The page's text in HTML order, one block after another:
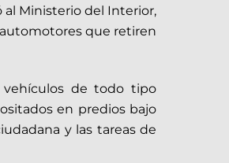
al Ministerio del Interior,
automotores que retiren
vehículos de todo tipo
en predios bajo
y las tareas de